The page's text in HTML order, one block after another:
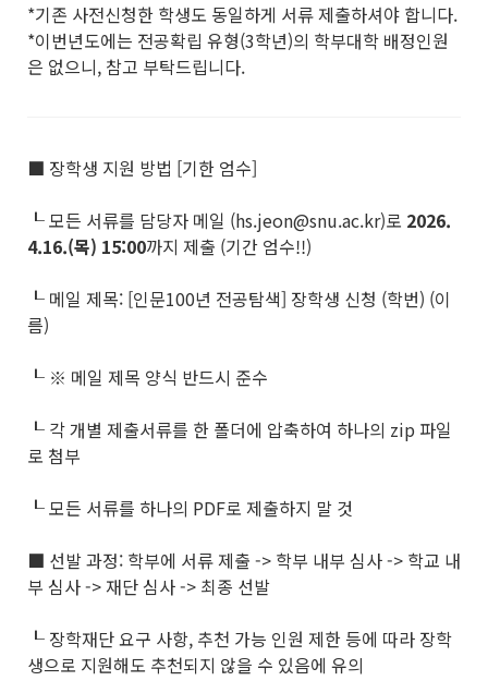
*기존 사전신청한 학생도 동일하게 서류 제출하셔야 합니다.
*이번년도에는 전공확립 유형(3학년)의 학부대학 배정인원
은 없으니, 참고 부탁드립니다.
■ 장학생 지원 방법 [기한 엄수]
┖ 모든 서류를 담당자 메일 (hs.jeon@snu.ac.kr)로 2026.
4.16.(목) 15:00까지 제출 (기간 엄수!!)
┖ 메일 제목: [인문100년 전공탐색] 장학생 신청 (학번) (이
름)
┖ ※ 메일 제목 양식 반드시 준수
┖ 각 개별 제출서류를 한 폴더에 압축하여 하나의 zip 파일
로 첨부
┖ 모든 서류를 하나의 PDF로 제출하지 말 것
■ 선발 과정: 학부에 서류 제출 -> 학부 내부 심사 -> 학교 내
부 심사 -> 재단 심사 -> 최종 선발
┖ 장학재단 요구 사항, 추천 가능 인원 제한 등에 따라 장학
생으로 지원해도 추천되지 않을 수 있음에 유의